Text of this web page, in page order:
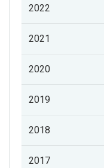
2022
2021
2020
2019
2018
2017